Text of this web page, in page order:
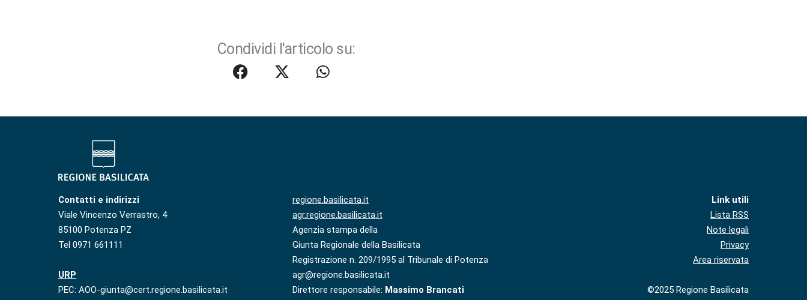
Condividi l'articolo su:
Contatti e indirizzi
Viale Vincenzo Verrastro, 4
85100 Potenza PZ
Tel 0971 661111
URP
PEC: AOO-giunta@cert.regione.basilicata.it
regione.basilicata.it
agr.regione.basilicata.it
Agenzia stampa della
Giunta Regionale della Basilicata
Registrazione n. 209/1995 al Tribunale di Potenza
agr@regione.basilicata.it
Direttore responsabile: Massimo Brancati
Link utili
Lista RSS
Note legali
Privacy
Area riservata
©2025 Regione Basilicata